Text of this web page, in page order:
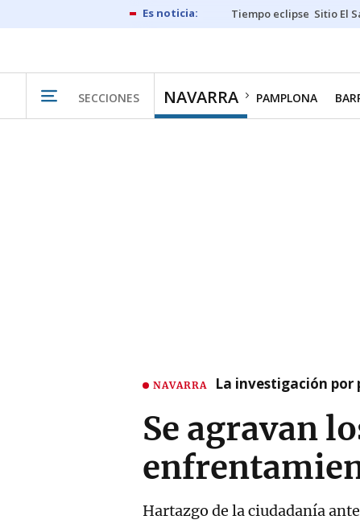
Tiempo eclipse Sitio El
SECCIONES NAVARRA PAMPLONA
NAVARRA La investigación por
Se agravan
Hartazgo de la ciudadanía